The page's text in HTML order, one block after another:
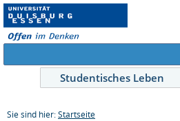
Studentisches Leben
Sie sind hier: Startseite